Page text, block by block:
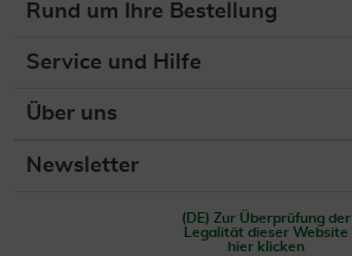
Rund um Ihre Bestellung
Service und Hilfe
Über uns
Newsletter
(DE) Zur Überprüfung der
Legalität dieser Website
hier klicken